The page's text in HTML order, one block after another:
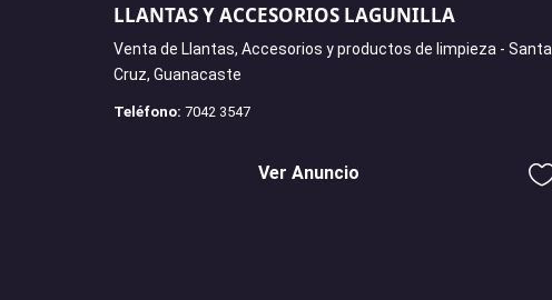
LLANTAS Y ACCESORIOS LAGUNILLA
Venta de Llantas, Accesorios y productos de limpieza - Santa
Cruz, Guanacaste
Teléfono: 7042 3547
Ver Anuncio